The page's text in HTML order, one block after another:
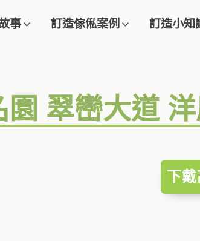
事 訂造傢俬案例 訂造小知
園 翠巒大道
下